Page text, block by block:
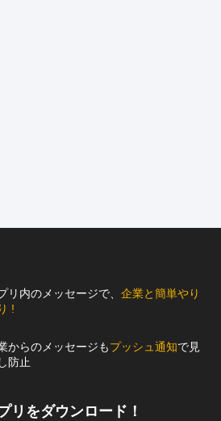
リ内のメッセージで、 企業と簡単やり
!
からのメッセージもプッシュ通知で見
防止
リをダウンロード！